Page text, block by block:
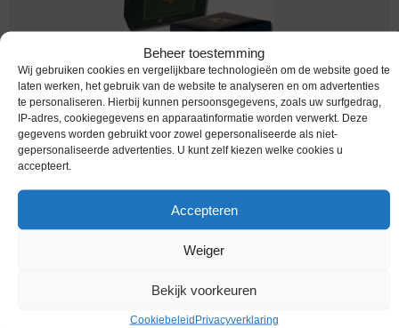
Beheer toestemming
Wij gebruiken cookies en vergelijkbare technologieën om de website goed te
laten werken, het gebruik van de website te analyseren en om advertenties
te personaliseren. Hierbij kunnen persoonsgegevens, zoals uw surfgedrag,
IP-adres, cookiegegevens en apparaatinformatie worden verwerkt. Deze
gegevens worden gebruikt voor zowel gepersonaliseerde als niet-
gepersonaliseerde advertenties. U kunt zelf kiezen welke cookies u
accepteert.
Accepteren
Weiger
Bekijk voorkeuren
CookiebeleidPrivacyverklaring
Euromunten / Spanje / 2014 / 2 Euro / Proof /
Dubbelportret